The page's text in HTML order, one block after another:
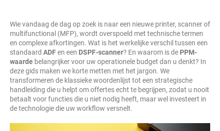
Wie vandaag de dag op zoek is naar een nieuwe printer, scanner of
multifunctional (MFP), wordt overspoeld met technische termen
en complexe afkortingen. Wat is het werkelijke verschil tussen een
standaard ADFen een DSPF-scanner? En waarom is de PPM-
waarde belangrijker voor uw operationele budget dan u denkt? In
deze gids maken we korte metten met het jargon. We
transformeren de klassieke woordenlijst tot een strategische
handleiding die u helpt om offertes echt te begrijpen, zodat u nooit
betaalt voor functies die u niet nodig heeft, maar wel investeert in
de technologie die uw workflow versnelt.